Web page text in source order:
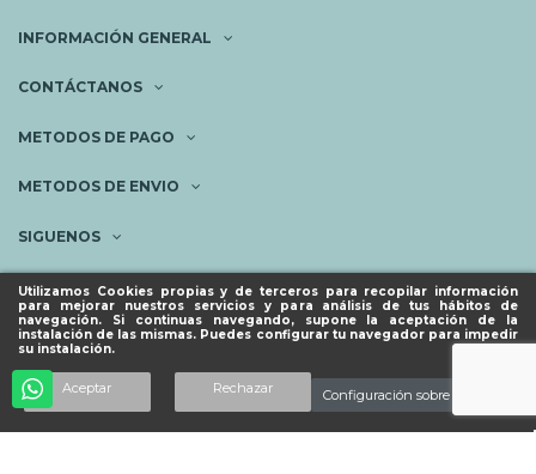
Utilizamos Cookies propias y de terceros para recopilar información
para mejorar nuestros servicios y para análisis de tus hábitos de
navegación. Si continuas navegando, supone la aceptación de la
instalación de las mismas. Puedes configurar tu navegador para impedir
su instalación.
Aceptar Rechazar Configuración sobre cookies
Añadir al carrito
INFORMACIÓN GENERAL
CONTÁCTANOS
METODOS DE PAGO
METODOS DE ENVIO
SIGUENOS
NEWSLETTER